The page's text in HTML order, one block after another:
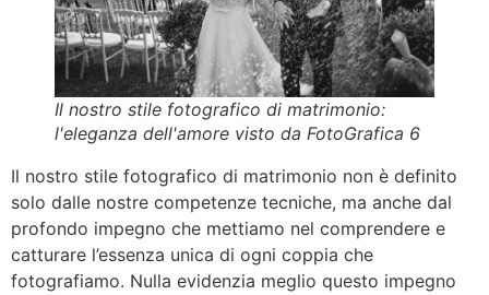
Il nostro stile fotografico di matrimonio:
l'eleganza dell'amore visto da FotoGrafica 6
Il nostro stile fotografico di matrimonio non è definito
solo dalle nostre competenze tecniche, ma anche dal
profondo impegno che mettiamo nel comprendere e
catturare l’essenza unica di ogni coppia che
fotografiamo. Nulla evidenzia meglio questo impegno